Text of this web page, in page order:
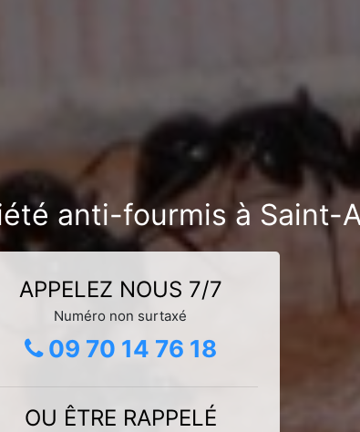
anti-fourmis à Saint-
APPELEZ NOUS 7/7
Numéro non surtaxé
09 70 14 76 18
OU ÊTRE RAPPELÉ